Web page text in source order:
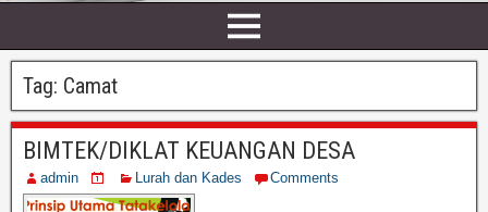
Tag: Camat
BIMTEK/DIKLAT KEUANGAN DESA
admin Lurah dan Kades Comments